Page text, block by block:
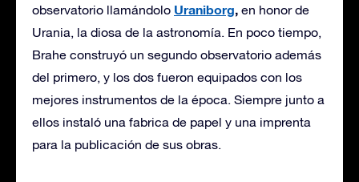
observatorio llamándolo Uraniborg, en honor de
Urania, la diosa de la astronomía. En poco tiempo,
Brahe construyó un segundo observatorio además
del primero, y los dos fueron equipados con los
mejores instrumentos de la época. Siempre junto a
ellos instaló una fabrica de papel y una imprenta
para la publicación de sus obras.